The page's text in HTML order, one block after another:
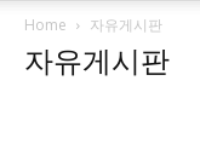
Home 자유게시판
자유게시판